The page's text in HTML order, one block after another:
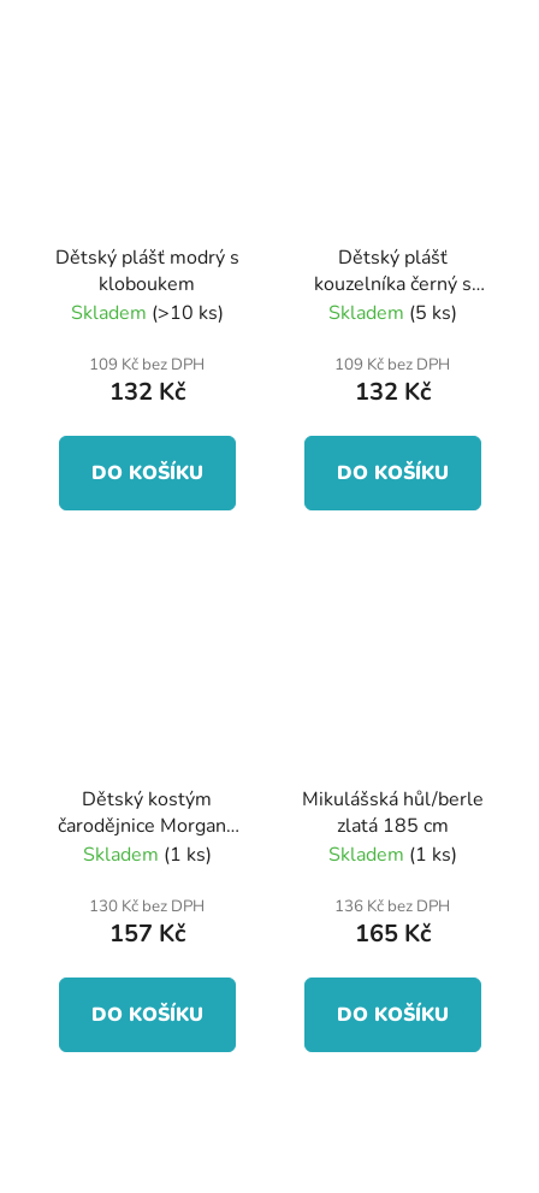
Dětský plášť modrý s
kloboukem
Skladem (>10 ks)
109 Kč bez DPH
132 Kč
DO KOŠÍKU
Dětský plášť
kouzelníka černý s
kloboukem
Skladem (5 ks)
109 Kč bez DPH
132 Kč
DO KOŠÍKU
Dětský kostým
čarodějnice Morgana
(M)
Skladem (1 ks)
130 Kč bez DPH
157 Kč
DO KOŠÍKU
Mikulášská hůl/berle
zlatá 185 cm
Skladem (1 ks)
136 Kč bez DPH
165 Kč
DO KOŠÍKU